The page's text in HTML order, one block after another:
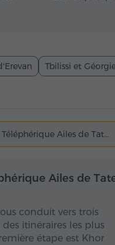
Tbilissi et
Téléphérique Ailes de Tatev
Toute
Ailes de
conduit vers trois
itinéraires les plus
étape est Khor